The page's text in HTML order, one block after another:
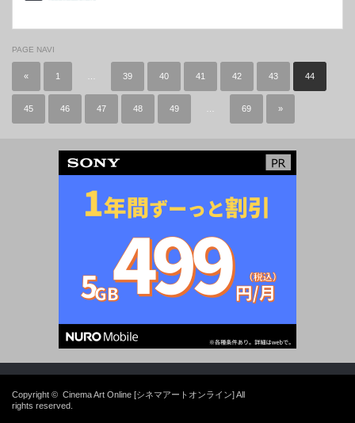
PAGE NAVI
« 1 39 40 41 42 43 44
45 46 47 48 49 69 »
Copyright © Cinema Art Online [シネマアートオンライン]All
rights reserved.